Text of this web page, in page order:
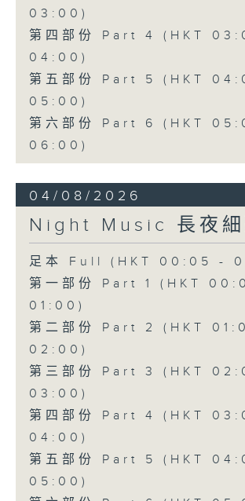
03:00)
第四部份 Part 4 (HKT
04:00)
第五部份 Part 5 (HKT
05:00)
第六部份 Part 6 (HKT
06:00)
04/08/2026
Night Music 長夜細
足本 Full (HKT 00:05 -
第一部份 Part 1 (HKT
01:00)
第二部份 Part 2 (HKT
02:00)
第三部份 Part 3 (HKT
03:00)
第四部份 Part 4 (HKT
04:00)
第五部份 Part 5 (HKT
05:00)